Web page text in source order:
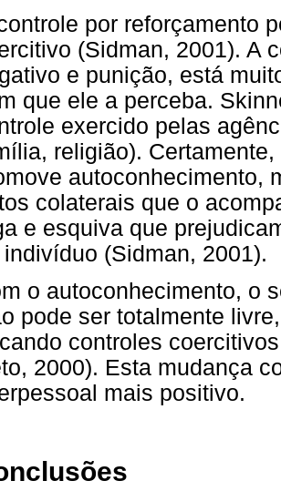
por reforçamento
(Sidman, 2001). A
e punição, está
que ele a perceba.
exercido pelas
religião).
autoconhecimento,
colaterais que o
e esquiva que
indivíduo (Sidman, 2001).
o autoconhecimento, o
pode ser totalmente
controles
2000). Esta mudança
mais positivo.